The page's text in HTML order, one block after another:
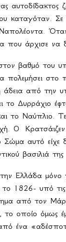
καταγόταν. Σε
που άρχισε
βαθμό του
πολεμήσει στο
άδεια από την
το Δυρράχιο
το Ναύπλιο.
Ο
Σώμα αυτό
βασιλιά
Ελλάδα
το 1826- υπό
από τον
οποίο όμως
ένα